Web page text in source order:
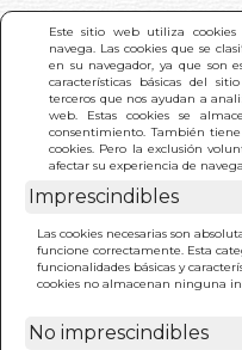
Este sitio web utiliza
navega. Las cookies que se
en su navegador, ya que son
características básicas del
terceros que nos ayudan a
web. Estas cookies se
consentimiento. También
cookies. Pero la exclusión
afectar su experiencia de
Imprescindibles
Las cookies necesarias son
funcione correctamente. Esta
funcionalidades básicas y
cookies no almacenan ninguna
No imprescindibles
INICIO >
Estos son los
brittany piper